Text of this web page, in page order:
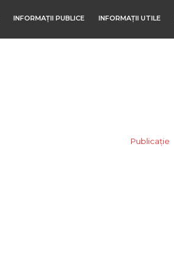
INFORMAȚII PUBLICE INFORMAȚII UTILE
Publicație